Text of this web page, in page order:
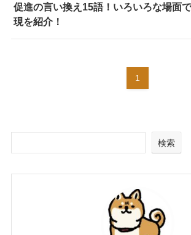
促進の言い換え15語！いろいろな場面
現を紹介！
1
検索